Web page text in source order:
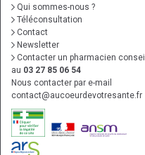
Qui sommes-nous ?
Téléconsultation
Contact
Newsletter
Contacter un pharmacien conseil
au 03 27 85 06 54
Nous contacter par e-mail
contact@aucoeurdevotresante.fr